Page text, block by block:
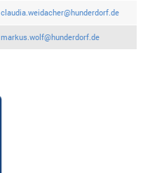
claudia.weidacher@hunderdorf.de
markus.wolf@hunderdorf.de